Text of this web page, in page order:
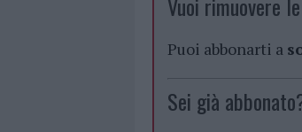
Vuoi rimuovere
Puoi abbonarti a
Sei già